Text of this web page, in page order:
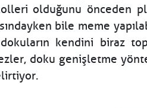
olduğunu önceden
bile meme
kendini biraz
doku genişletme